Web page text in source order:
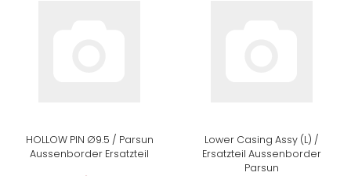
HOLLOW PIN Ø9.5 / Parsun
Aussenborder Ersatzteil
Lower Casing Assy (L) /
Ersatzteil Aussenborder
Parsun